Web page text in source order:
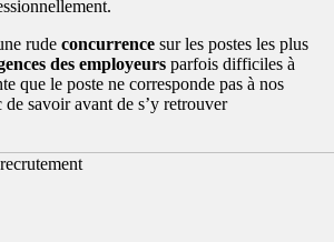
rude concurrence sur les postes les plus
des employeurs parfois difficiles à
que le poste ne corresponde pas à nos
savoir avant de s’y retrouver